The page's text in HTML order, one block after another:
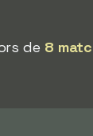
de 8